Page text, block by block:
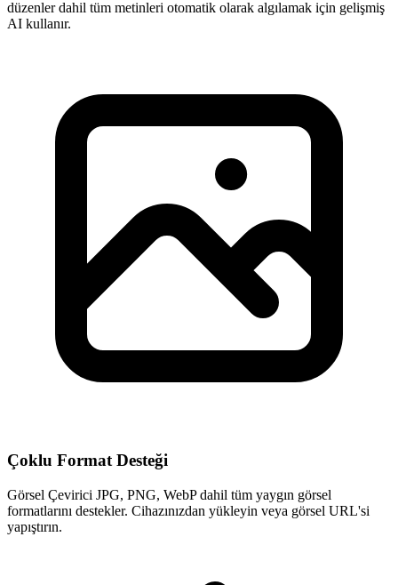
düzenler dahil tüm metinleri otomatik olarak algılamak için gelişmiş
AI kullanır.
Çoklu Format Desteği
Görsel Çevirici JPG, PNG, WebP dahil tüm yaygın görsel
formatlarını destekler. Cihazınızdan yükleyin veya görsel URL'si
yapıştırın.